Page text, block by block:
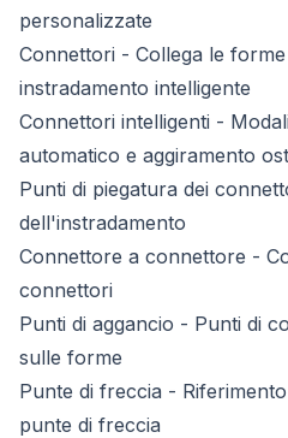
personalizzate
Connettori - Collega le
instradamento intelligente
Connettori intelligenti -
automatico e aggiramento
Punti di piegatura dei
dell'instradamento
Connettore a connettore -
connettori
Punti di aggancio - Punti di
sulle forme
Punte di freccia -
punte di freccia